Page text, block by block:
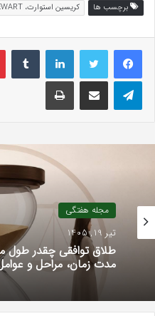
برچسب ها کریسین استوارت، KRISTEN STEWART
لینکداین
تلگرام اشتراک گذاری با ایمیل چاپ
مجله هفتگی
تیر 19, 1405
طلاق توافقی چقدر طول
مدت زمان، مراحل و